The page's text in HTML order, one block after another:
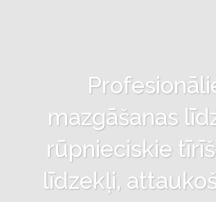
mazgāšanas
rūpnieciskie
līdzekļi,